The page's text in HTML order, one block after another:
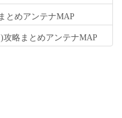
とめアンテナMAP
略まとめアンテナMAP